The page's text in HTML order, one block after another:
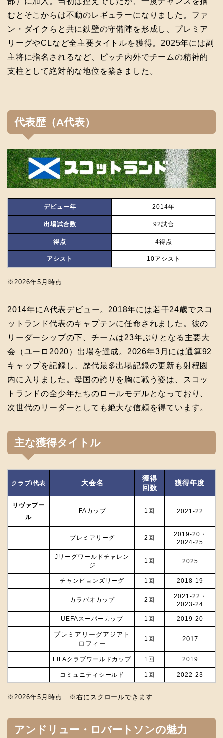
むとそこからは不動のレギュラーになりました。ファ
ン・ダイクらと共に鉄壁の守備陣を形成し、プレミア
リーグやCLなど全主要タイトルを獲得。2025年には副
主将に指名されるなど、ピッチ内外でチームの精神的
支柱として絶対的な地位を築きました。
代表歴（A代表）
デビュー年 2014年
出場試合数 92試合
得点 4得点
アシスト 10アシスト
※2026年5月時点
2014年にA代表デビュー。2018年には若干24歳でスコ
ットランド代表のキャプテンに任命されました。彼の
リーダーシップの下、チームは23年ぶりとなる主要大
会（ユーロ2020）出場を達成。2026年3月には通算92
キャップを記録し、歴代最多出場記録の更新も射程圏
内に入りました。母国の誇りを胸に戦う姿は、スコッ
トランドの全少年たちのロールモデルとなっており、
次世代のリーダーとしても絶大な信頼を得ています。
主な獲得タイトル
クラブ/代表 大会名
獲得
回数
獲得年度
リヴァプー
ル
FAカップ 1回 2021-22
プレミアリーグ 2回
2019‐20・
2024-25
Jリーグワールドチャレン
ジ
1回 2025
チャンピョンズリーグ 1回 2018-19
カラバオカップ 2回
2021-22・
2023-24
UEFAスーパーカップ 1回 2019-20
プレミアリーグアジアト
ロフィー
1回 2017
FIFAクラブワールドカップ 1回 2019
コミュニティシールド 1回 2022-23
※2026年5月時点 ※右にスクロールできます
アンドリュー・ロバートソンの魅力